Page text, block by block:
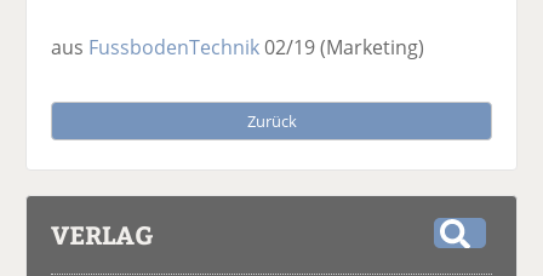
aus FussbodenTechnik02/19(Marketing)
Zurück
VERLAG